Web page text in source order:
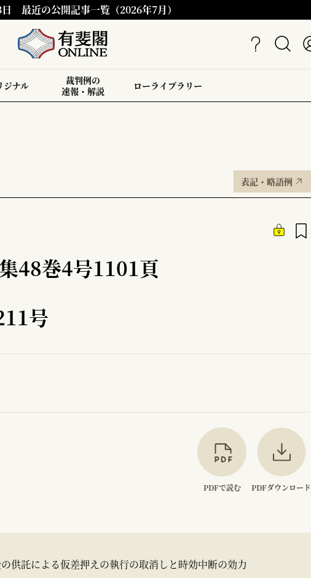
最近の公開記事一覧（2026年7月）
ジナル
裁判例の
速報・解説
ローライブラリー
表記・略語例
48巻4号1101頁
号
PDFで読む PDFダウンロード
供託による仮差押えの執行の取消しと時効中断の効力